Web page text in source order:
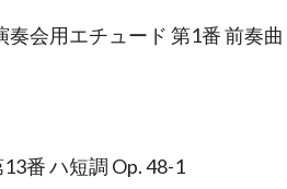
会用エチュード 第1番 前奏曲
番 ハ短調 Op. 48-1